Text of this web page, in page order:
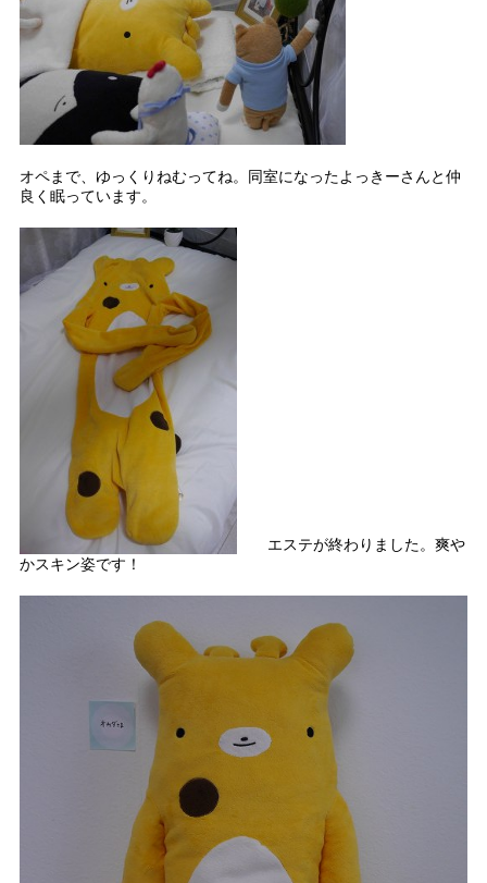
オペまで、ゆっくりねむってね。同室になったよっきーさんと仲
良く眠っています。
エステが終わりました。爽や
かスキン姿です！